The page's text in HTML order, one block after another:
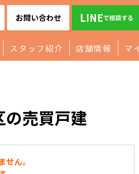
お問い合わせ LINEで相談する
スタッフ紹介 店舗情報 マ
売買戸建
ん。